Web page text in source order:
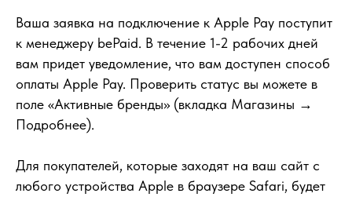
Ваша заявка на подключение к Apple Pay поступит
к менеджеру bePaid. В течение 1-2 рабочих дней
вам придет уведомление, что вам доступен способ
оплаты Apple Pay. Проверить статус вы можете в
поле «Активные бренды» (вкладка Магазины →
Подробнее).
Для покупателей, которые заходят на ваш сайт с
любого устройства Apple в браузере Safari, будет